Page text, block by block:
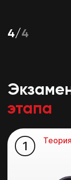
1/4
этапа
1 Теория